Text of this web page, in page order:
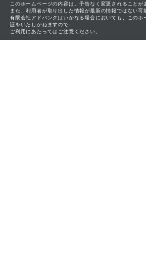
このホームページの内容は、予告なく変更されることが
また、利用者が取り出した情報が最新の情報ではない可
有限会社アドバンクはいかなる場合においても、このホ
証をいたしかねますので、
ご利用にあたってはご注意ください。